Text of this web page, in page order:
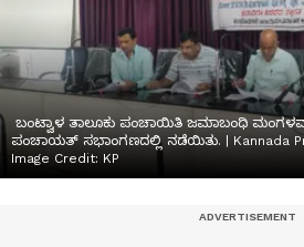
ಬಂಟ್ವಾಳ ತಾಲೂಕು ಪಂಚಾಯಿತಿ ಜಮಾಬಂಧಿ
ಪಂಚಾಯತ್‌ ಸಭಾಂಗಣದಲ್ಲಿ ನಡೆಯಿತು. | Kannada
Image Credit: KP